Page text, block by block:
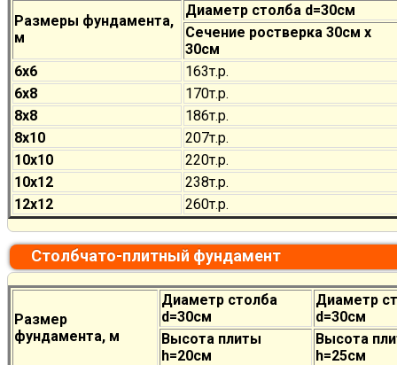
Размеры фундамента,
м
Диаметр столба d=30см
Сечение ростверка 30см х
30см
6х6
163т.р.
6х8
170т.р.
8х8
186т.р.
8х10
207т.р.
10х10
220т.р.
10х12
238т.р.
12х12
260т.р.
Столбчато-плитный фундамент
Размер
фундамента, м
Диаметр столба
d=30см
Диаметр
d=30см
Высота плиты
h=20см
Высота
h=25см